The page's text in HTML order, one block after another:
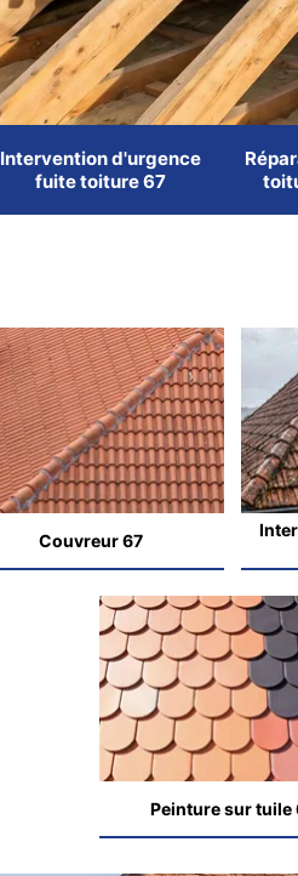
Intervention d'urgence
fuite toiture 67
Couvreur 67
Peinture sur tuile